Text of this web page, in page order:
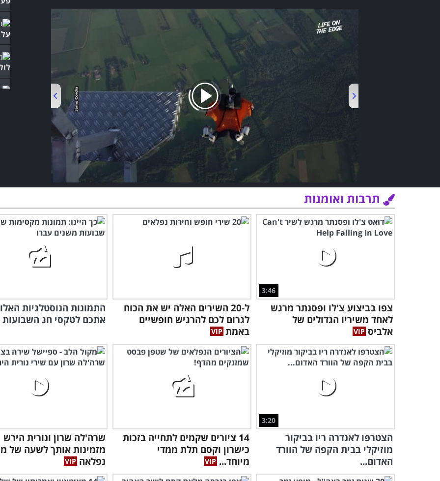
תרבות ואומנות
3:46
צפו בביצוע צ'לו ופסנתר מרגש
לאחד משיריו הגדולים של
אלביס
ל-20 השירים האלה יש את הכוח
לגרום לכם להרגיש חופשיים
באמת
התמונות הנוסטלגיות האלו
אתכם לטקסי חג
3:20
הצטרפו לאנדרה ריו בביקור
מוזיקלי בבית הקפה של הוורד
האדום...
14 ציורים שקמים לתחייה בזכות
כישרון וקסם תלת ממדי
מיוחד...
שרה'לה שרון ונורית הירש
מזמינות אותך לשעה של
נפלאה